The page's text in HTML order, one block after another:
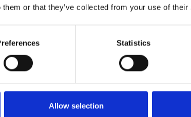
or that they’ve collected from your use of
Statistics
Allow selection